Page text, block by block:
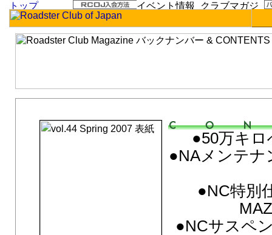
●50万キ
●NAメンテ
●NC特
●NCサスペ